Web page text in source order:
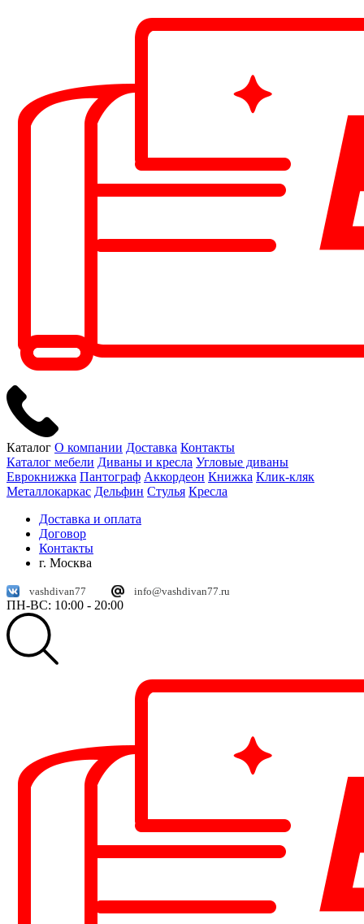
Каталог О компании Доставка Контакты
Каталог мебели Диваны и кресла Угловые диваны
Еврокнижка Пантограф Аккордеон Книжка Клик-кляк
Металлокаркас Дельфин Стулья Кресла
Доставка и оплата
Договор
Контакты
г. Москва
vashdivan77 info@vashdivan77.ru
ПН-ВС: 10:00 - 20:00